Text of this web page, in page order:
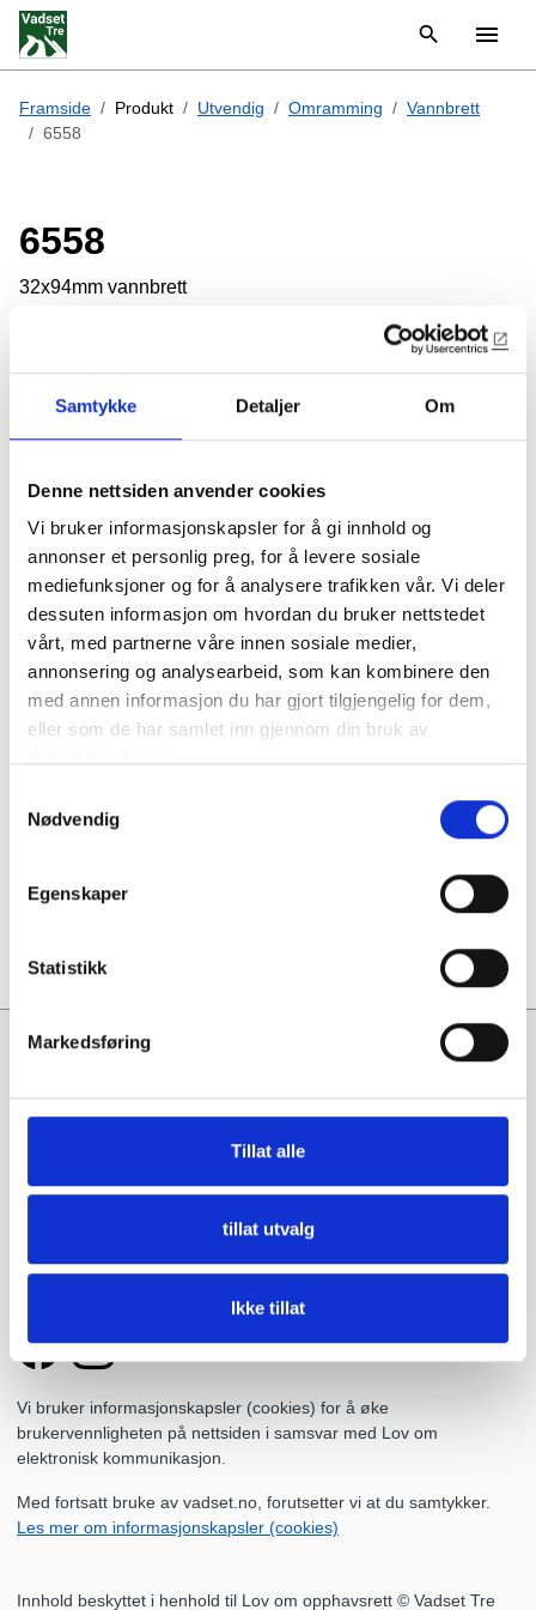
Samtykke Detaljer Om
Denne nettsiden anvender cookies
Vi bruker informasjonskapsler for å gi innhold og
annonser et personlig preg, for å levere sosiale
mediefunksjoner og for å analysere trafikken vår. Vi deler
dessuten informasjon om hvordan du bruker nettstedet
vårt, med partnerne våre innen sosiale medier,
annonsering og analysearbeid, som kan kombinere den
med annen informasjon du har gjort tilgjengelig for dem,
eller som de har samlet inn gjennom din bruk av
Nødvendig
Egenskaper
Statistikk
Markedsføring
Tillat alle
tillat utvalg
Ikke tillat
Framside Produkt Utvendig Omramming
Vannbrett
6558
6558
32x94mm vannbrett
6558
32x94mm vannbrett
131,00 kr /løpemeter
Priser inkl.mva. og veiledende, spør om tilbud.
Les mer om å handle med oss.
Bestillingvare
Produktet kan lages i mange forskjellige utførelser, men vi
har ikke mulighet til å lagerføre alt. Vi gir gjerne tilbud på
Spesialtilpasning
av profil, egendefinert farge, tilpassede
Ta gjerne kontakt for mer informasjon og tilbud.
Vadset Tre AS
ellerpost@vadset.no
Hverdager
07.00 - 16.00
Vi bruker informasjonskapsler (cookies) for å øke
brukervennligheten på nettsiden i samsvar med Lov om
elektronisk kommunikasjon.
Med fortsatt bruke av vadset.no, forutsetter vi at du samtykker.
Les mer om informasjonskapsler (cookies)
Innhold beskyttet i henhold til Lov om opphavsrett © Vadset Tre